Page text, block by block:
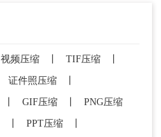
下命令：
-vcodec libx264
频文件， output.mp4
视频压缩 TIF压缩
证件照压缩
GIF压缩
PNG压缩
PPT压缩